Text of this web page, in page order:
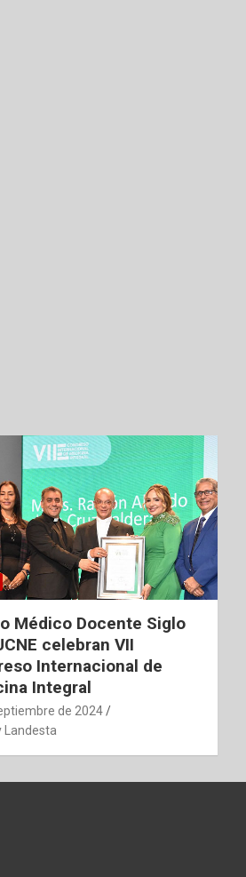
Médico Docente Siglo
celebran VII
Internacional de
Integral
de 2024
Landesta